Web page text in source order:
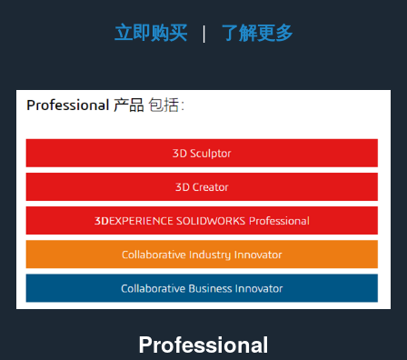
立即购买 | 了解更多
Professional